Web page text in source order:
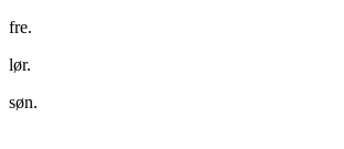
fre.
lør.
søn.